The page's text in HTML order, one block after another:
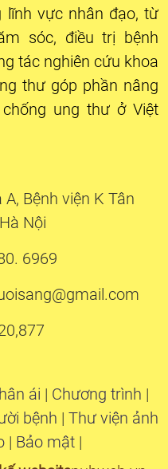
lĩnh vực nhân đạo, từ
sóc, điều trị bệnh
tác nghiên cứu khoa
thư góp phần nâng
ung thư ở Việt
Bệnh viện K Tân
Nội
6969
ái | Chương trình |
bệnh | Thư viện ảnh
| Bảo mật |